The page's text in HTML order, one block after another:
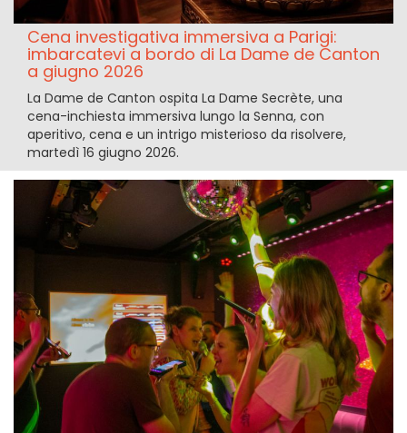
Cena investigativa immersiva a Parigi:
imbarcatevi a bordo di La Dame de Canton
a giugno 2026
La Dame de Canton ospita La Dame Secrète, una
cena-inchiesta immersiva lungo la Senna, con
aperitivo, cena e un intrigo misterioso da risolvere,
martedì 16 giugno 2026.